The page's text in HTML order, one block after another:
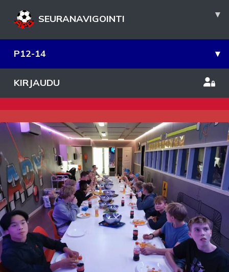
SEURANAVIGOINTI ▾
P12-14 ▾
KIRJAUDU